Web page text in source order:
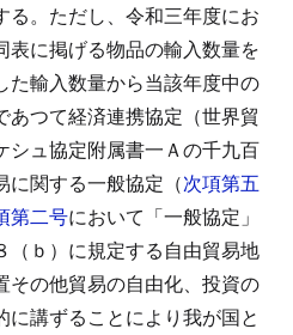
。 ただし、令和三年度にお
表に掲げる物品の輸入数量を
た輸入数量から当該年度中の
あつて経済連携協定（世界貿
シュ協定附属書一Ａの千九百
に関する一般協定（次項第五
第二号において「一般協定」
（ｂ）に規定する自由貿易地
その他貿易の自由化、投資の
に講ずることにより我が国と